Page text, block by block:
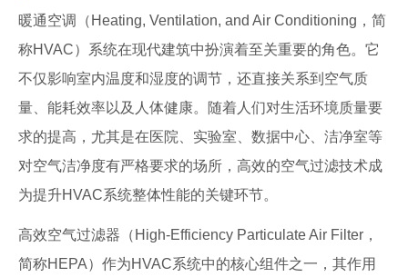
暖通空调（Heating, Ventilation, and Air Conditioning，简
称HVAC）系统在现代建筑中扮演着至关重要的角色。它
不仅影响室内温度和湿度的调节，还直接关系到空气质
量、能耗效率以及人体健康。随着人们对生活环境质量要
求的提高，尤其是在医院、实验室、数据中心、洁净室等
对空气洁净度有严格要求的场所，高效的空气过滤技术成
为提升HVAC系统整体性能的关键环节。
高效空气过滤器（High-Efficiency Particulate Air Filter，
简称HEPA）作为HVAC系统中的核心组件之一，其作用